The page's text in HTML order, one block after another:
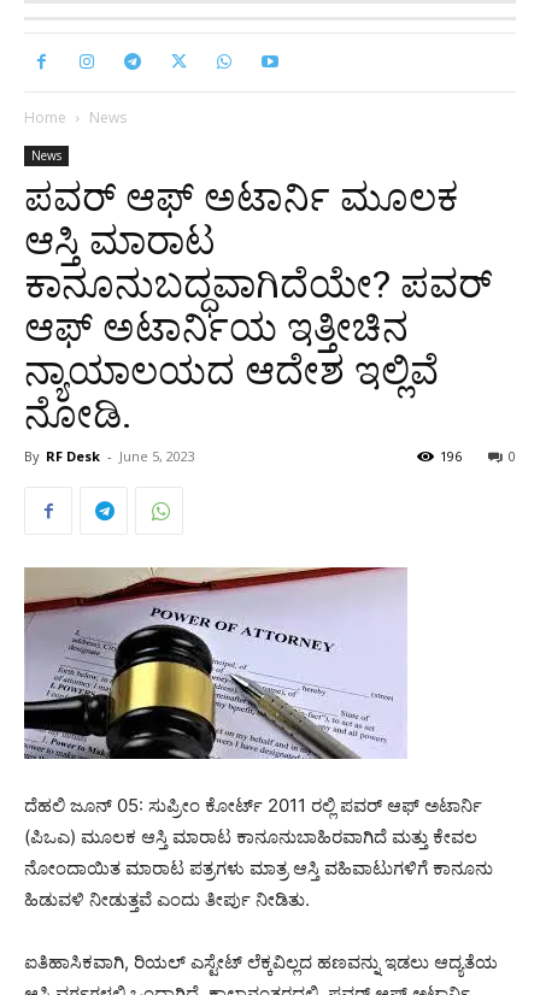
Home News
News
ಪವರ್ ಆಫ್ ಅಟಾರ್ನಿ ಮೂಲಕ
ಆಸ್ತಿ ಮಾರಾಟ
ಕಾನೂನುಬದ್ಧವಾಗಿದೆಯೇ? ಪವರ್
ಆಫ್ ಅಟಾರ್ನಿಯ ಇತ್ತೀಚಿನ
ನ್ಯಾಯಾಲಯದ ಆದೇಶ ಇಲ್ಲಿವೆ
ನೋಡಿ.
By RF Desk - June 5, 2023 0
196
ದೆಹಲಿ ಜೂನ್ 05: ಸುಪ್ರೀಂ ಕೋರ್ಟ್ 2011 ರಲ್ಲಿ ಪವರ್ ಆಫ್ ಅಟಾರ್ನಿ
(ಪಿಒಎ) ಮೂಲಕ ಆಸ್ತಿ ಮಾರಾಟ ಕಾನೂನುಬಾಹಿರವಾಗಿದೆ ಮತ್ತು ಕೇವಲ
ನೋಂದಾಯಿತ ಮಾರಾಟ ಪತ್ರಗಳು ಮಾತ್ರ ಆಸ್ತಿ ವಹಿವಾಟುಗಳಿಗೆ ಕಾನೂನು
ಹಿಡುವಳಿ ನೀಡುತ್ತವೆ ಎಂದು ತೀರ್ಪು ನೀಡಿತು.
ಐತಿಹಾಸಿಕವಾಗಿ, ರಿಯಲ್ ಎಸ್ಟೇಟ್ ಲೆಕ್ಕವಿಲ್ಲದ ಹಣವನ್ನು ಇಡಲು ಆದ್ಯತೆಯ